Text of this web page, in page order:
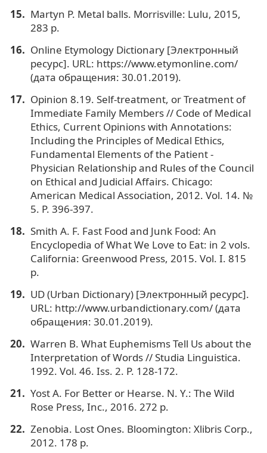
Martyn P. Metal balls. Morrisville: Lulu, 2015,
283 p.
Online Etymology Dictionary [Электронный
ресурс]. URL: https://www.etymonline.com/
(дата обращения: 30.01.2019).
Opinion 8.19. Self-treatment, or Treatment of
Immediate Family Members // Code of Medical
Ethics, Current Opinions with Annotations:
Including the Principles of Medical Ethics,
Fundamental Elements of the Patient -
Physician Relationship and Rules of the Council
on Ethical and Judicial Affairs. Chicago:
American Medical Association, 2012. Vol. 14. №
5. P. 396-397.
Smith A. F. Fast Food and Junk Food: An
Encyclopedia of What We Love to Eat: in 2 vols.
California: Greenwood Press, 2015. Vol. I. 815
p.
UD (Urban Dictionary) [Электронный ресурс].
URL: http://www.urbandictionary.com/ (дата
обращения: 30.01.2019).
Warren B. What Euphemisms Tell Us about the
Interpretation of Words // Studia Linguistica.
1992. Vol. 46. Iss. 2. P. 128-172.
Yost A. For Better or Hearse. N. Y.: The Wild
Rose Press, Inc., 2016. 272 p.
Zenobia. Lost Ones. Bloomington: Xlibris Corp.,
2012. 178 p.